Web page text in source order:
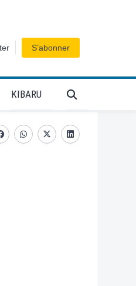
S’abonner
KIBARU
whatsappTwitterLinkedin